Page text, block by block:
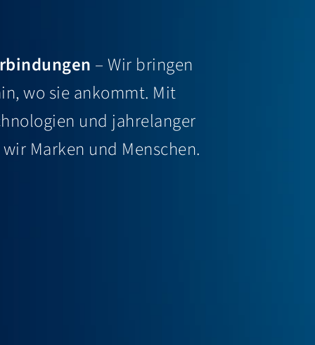
– Wir bringen
wo sie ankommt. Mit
und jahrelanger
Marken und Menschen.